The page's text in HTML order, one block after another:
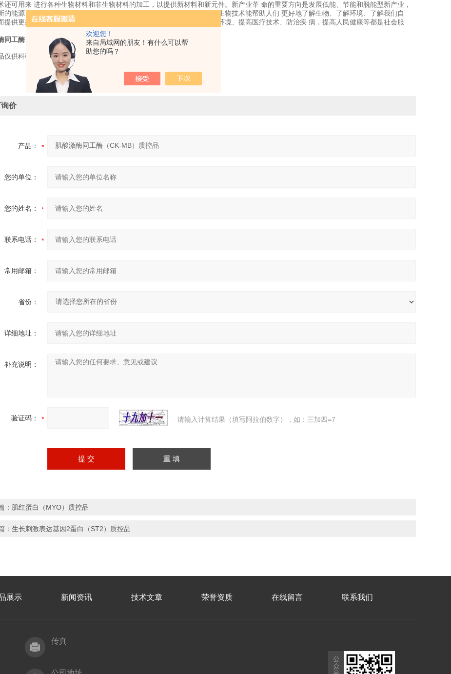
欢迎您！
来自局域网的朋友！有什么可以帮
助您的吗？
还可用来 进行各种生物材料和非生物材料的加工，以提供新材料和新元件。新产业革 命的重要方向是发展低能、节能和脱能型新产业，
的能源，以摆脱 当前能源限制，人们对此也将希望寄托在生物技术上。生物技术能帮助人们 更好地了解生物、了解环境、了解我们自
提供更好的社会服务。服 务的概念很宽，消除水和空气污染、保护生态环境、提高医疗技术、防治疾 病，提高人民健康等都是社会服
同工酶（CK-MB）质控品
仅供科研使用，不得用于食用，医疗等其它用途。
价
产品：
您的单位：
您的姓名：
联系电话：
常用邮箱：
省份：
详细地址：
补充说明：
验证码： 请输入计算结果（填写阿拉伯数字），如：三加四=7
： 肌红蛋白（MYO）质控品
： 生长刺激表达基因2蛋白（ST2）质控品
展示 新闻资讯 技术文章 荣誉资质 在线留言 联系我们
传真
公
众